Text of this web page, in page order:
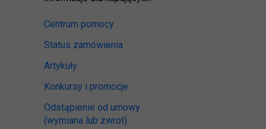
Centrum pomocy
Status zamówienia
Artykuły
Konkursy i promocje
Odstąpienie od umowy
(wymiana lub zwrot)